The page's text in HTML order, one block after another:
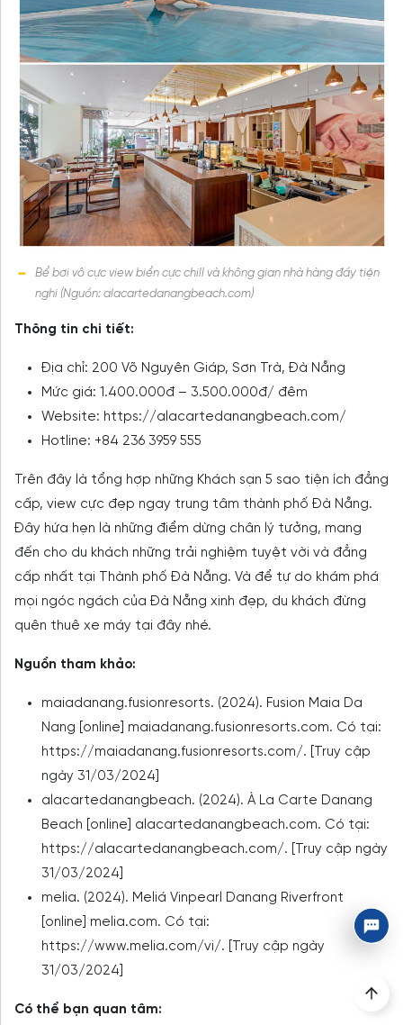
Bể bơi vô cực view biển cực chill và không gian nhà hàng đầy tiện
nghi (Nguồn: alacartedanangbeach.com)
Thông tin chi tiết:
Địa chỉ: 200 Võ Nguyên Giáp, Sơn Trà, Đà Nẵng
Mức giá: 1.400.000đ – 3.500.000đ/ đêm
Website: https://alacartedanangbeach.com/
Hotline: +84 236 3959 555
Trên đây là tổng hợp những Khách sạn 5 sao tiện ích đẳng
cấp, view cực đẹp ngay trung tâm thành phố Đà Nẵng.
Đây hứa hẹn là những điểm dừng chân lý tưởng, mang
đến cho du khách những trải nghiệm tuyệt vời và đẳng
cấp nhất tại Thành phố Đà Nẵng. Và để tự do khám phá
mọi ngóc ngách của Đà Nẵng xinh đẹp, du khách đừng
quên thuê xe máy tại đây nhé.
Nguồn tham khảo:
maiadanang.fusionresorts. (2024). Fusion Maia Da
Nang [online] maiadanang.fusionresorts.com. Có tại:
https://maiadanang.fusionresorts.com/. [Truy cập
ngày 31/03/2024]
alacartedanangbeach. (2024). À La Carte Danang
Beach [online] alacartedanangbeach.com. Có tại:
https://alacartedanangbeach.com/. [Truy cập ngày
31/03/2024]
melia. (2024). Meliá Vinpearl Danang Riverfront
[online] melia.com. Có tại:
https://www.melia.com/vi/. [Truy cập ngày
31/03/2024]
Có thể bạn quan tâm: